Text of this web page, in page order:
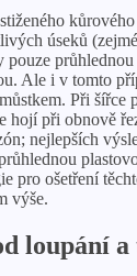
úseků
Ale i v tomto
Při šířce
hojí při obnově
nejlepších
pro ošetření
výše.
loupání